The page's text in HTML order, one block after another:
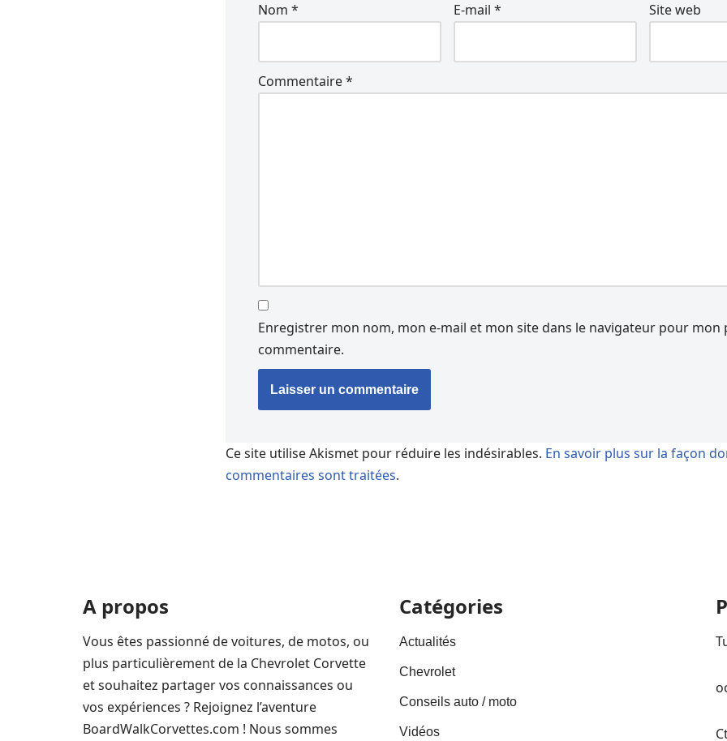
Nom * E-mail * Site web
Commentaire*
Enregistrer mon nom, mon e-mail et mon site dans le navigateur pour mon
commentaire.
Ce site utilise Akismet pour réduire les indésirables. En savoir plus sur la façon
commentaires sont traitées.
A propos
Vous êtes passionné de voitures, de motos, ou
plus particulièrement de la Chevrolet Corvette
et souhaitez partager vos connaissances ou
vos expériences ? Rejoignez l’aventure
BoardWalkCorvettes.com ! Nous sommes
Catégories
Actualités
Chevrolet
Conseils auto / moto
Vidéos